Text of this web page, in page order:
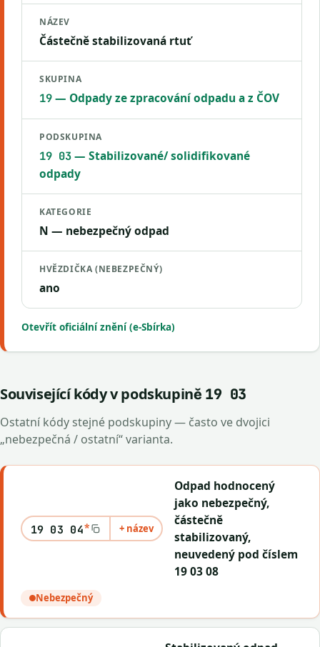
NÁZEV
Částečně stabilizovaná rtuť
SKUPINA
19— Odpady ze zpracování odpadu a z ČOV
PODSKUPINA
19 03— Stabilizované/ solidifikované
odpady
KATEGORIE
N — nebezpečný odpad
HVĚZDIČKA (NEBEZPEČNÝ)
ano
Otevřít oficiální znění (e-Sbírka)
Související kódy v podskupině 19 03
Ostatní kódy stejné podskupiny — často ve dvojici
„nebezpečná / ostatní“ varianta.
19 03 04* + název
Odpad hodnocený
jako nebezpečný,
částečně
stabilizovaný,
neuvedený pod číslem
19 03 08
Nebezpečný